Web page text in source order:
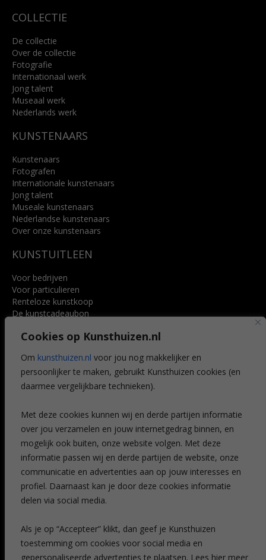
Cookies op Kunsthuizen.nl
Om kunsthuizen.nl voor jou nog makkelijker en
persoonlijker te maken, gebruikt Kunsthuizen cookies (en
daarmee vergelijkbare technieken).
Met deze cookies kunnen wij en derde partijen informatie
over jou verzamelen en jouw internetgedrag binnen, en
mogelijk ook buiten, onze website volgen. Met deze
informatie passen wij en derde partijen de website, onze
communicatie en advertenties aan op jouw interesses en
profiel. Daarnaast kan je door deze cookies informatie
delen via social media.
Als je op “Accepteer” klikt, dan geef je Kunsthuizen
toestemming om cookies voor social media en
gepersonaliseerde advertenties te plaatsen. Lees hier meer
COLLECTIE
De collectie
Over de collectie
Fotografie
Internationaal werk
Jong talent
Museaal werk
Nederlands werk
KUNSTENAARS
Kunstenaars
Fotografen
Internationale kunstenaars
Jong talent
Museale kunstenaars
Nederlandse kunstenaars
Over onze kunstenaars
KUNSTUITLEEN
Voor bedrijven
Voor particulieren
Renteloze kunstkoop
De kunstcadeaubon
Voordelen
Veelgestelde vragen
CONTACT
Leiden
Amsterdam
Breda
Favorieten
Mijn art alert
NIEUWSBRIEF